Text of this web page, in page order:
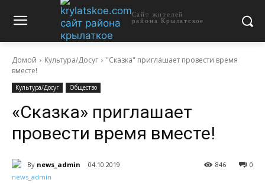
Сайт жителей
района Крылатское
Домой Культура/Досуг
"Сказка" приглашает провести время
вместе!
Культура/Досуг Общество
«Сказка» приглашает
провести время вместе!
By news_admin 04.10.2019 0
846